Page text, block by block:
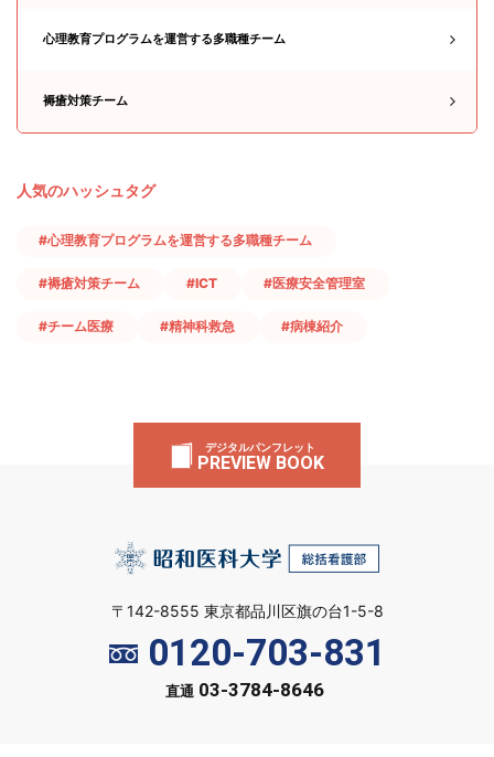
心理教育プログラムを運営する多職種チーム
褥瘡対策チーム
人気のハッシュタグ
#心理教育プログラムを運営する多職種チーム
#褥瘡対策チーム #ICT #医療安全管理室
#チーム医療 #精神科救急 #病棟紹介
デジタルパンフレット
PREVIEW BOOK
〒142-8555 東京都品川区旗の台1-5-8
0120-703-831
直通 03-3784-8646